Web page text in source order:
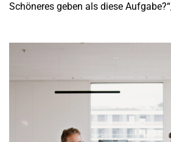
Schöneres geben als diese Aufgabe?“_